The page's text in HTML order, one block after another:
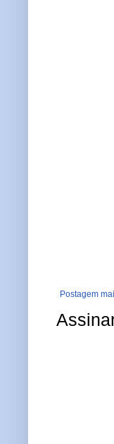
Postagem